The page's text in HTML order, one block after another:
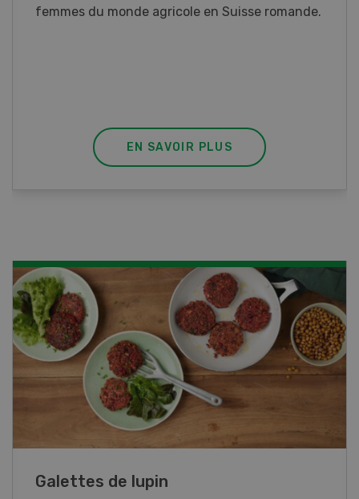
Ce cours vous équipe du savoir nécessaire. Si
EN SAVOIR PLUS
Rouleaux de printemps